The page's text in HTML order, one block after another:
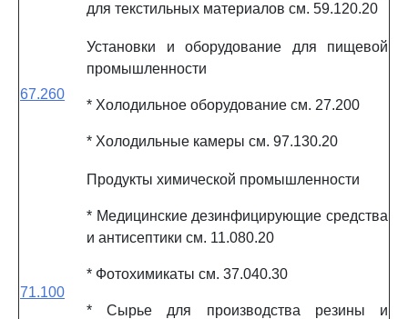
для текстильных материалов см. 59.120.20
67.260
Установки и оборудование для пищевой
промышленности
* Холодильное оборудование см. 27.200
* Холодильные камеры см. 97.130.20
71.100
Продукты химической промышленности
* Медицинские дезинфицирующие средства
и антисептики см. 11.080.20
* Фотохимикаты см. 37.040.30
* Сырье для производства резины и